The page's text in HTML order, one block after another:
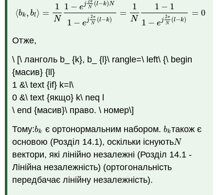
⟨bk, bl ⟩ =
1
N
1 − ej
2π
N
(l−k)N
1 − ej
2π
N
(l−k)
=
1
N
1 − 1
1 − ej
2π
N
(l−k)
= 0
⟨bk, bl⟩ =1 N1−ej2πN(l−k)N1 −e j2πN(l−k)=1N1−11−
Отже,
\ [\ ланголь b_ {k}, b_ {l}\ rangle=\ left\ {\ begin
{масив} {ll}
1 &\ text {if} k=l\
0 &\ text {якщо} k\ neq l
\ end {масив}\ право. \ номер\]
Тому:bk
bk є ортонормальним набором. bk
bkтакож є
основою (Розділ 14.1), оскільки існуютьN
N
вектори, які лінійно незалежні (Розділ 14.1 -
Лінійна незалежність) (ортогональність
передбачає лінійну незалежність).